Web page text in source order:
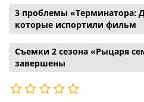
3 проблемы «Терминатора:
которые испортили фильм
Съемки 2 сезона «Рыцаря
завершены